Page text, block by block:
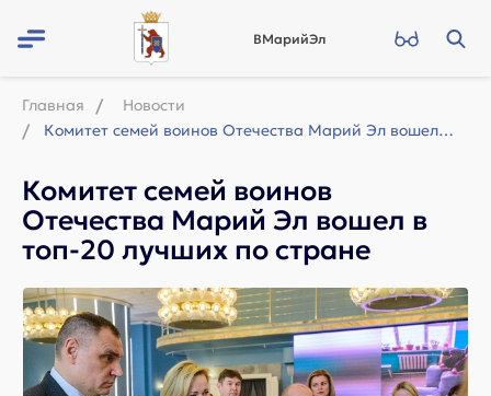
ВМарийЭл
Главная
Новости
Комитет семей воинов Отечества Марий Эл вошел в топ-20 лучших по стране
Комитет семей воинов
Отечества Марий Эл вошел в
топ-20 лучших по стране